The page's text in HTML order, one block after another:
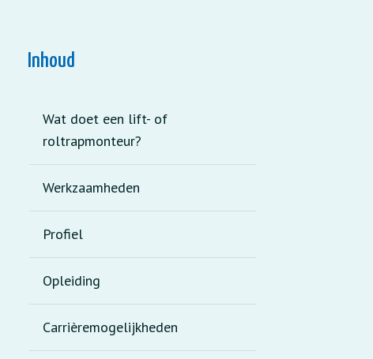
Inhoud
Wat doet een lift- of
roltrapmonteur?
Werkzaamheden
Profiel
Opleiding
Carrièremogelijkheden